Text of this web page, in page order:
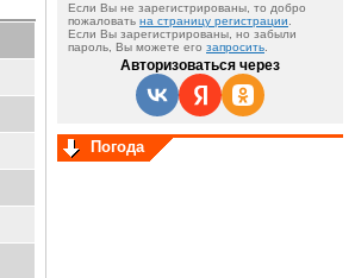
Если Вы не зарегистрированы, то добро
пожаловать на страницу регистрации
Если Вы зарегистрированы, но забыли
пароль, Вы можете его запросить
Авторизоваться через
Погода